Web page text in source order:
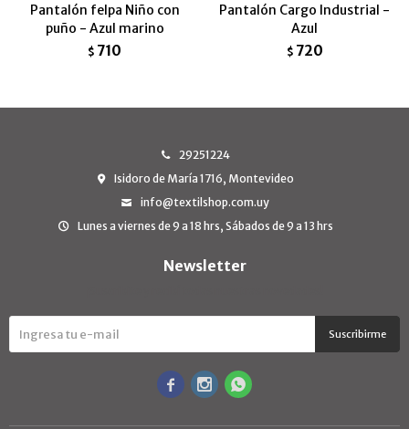
Pantalón felpa Niño con
puño - Azul marino
$ 710
Pantalón Cargo Industrial -
Azul
$ 720
29251224
Isidoro de María 1716, Montevideo
info@textilshop.com.uy
Lunes a viernes de 9 a 18 hrs, Sábados de 9 a 13 hrs
Newsletter
Suscribirme
  